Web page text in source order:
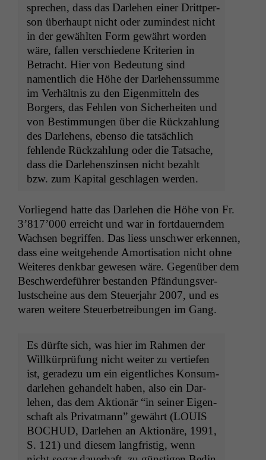
sprechen, dass das Dar­lehen ein­er Drittper­
son über­haupt nicht oder zumin­d­est nicht
in der gewählten Form gewährt wor­den
wäre, fall­en ver­schiedene Kri­te­rien in
Betra­cht. Hier von Bedeu­tung sind
namentlich die Höhe der Dar­lehenssumme
im Ver­hält­nis zu den Eigen­mit­teln des
Borg­ers, das Fehlen von Sicher­heit­en und
von Bes­tim­mungen über die Rück­zahlung
des Dar­lehens, eben­so die tat­säch­lich
fehlende Rück­zahlung oder die Tat­sache,
dass die Dar­lehen­szin­sen nicht bezahlt
bzw. zum Kap­i­tal geschla­gen werden.
Vor­liegend hat­te das Dar­lehen die Höhe von Fr.
3’817’000 erre­icht und war in fort­dauern­dem
Wach­sen begrif­f­en. Das liess unschw­er erken­nen,
dass eine weit­ge­hende Amor­ti­sa­tion nicht ohne
Weit­eres denkbar gewe­sen wäre. Gegenüber dem
Beschw­erde­führer bestanden Pfän­dungsver­
lustscheine aus dem Steuer­jahr 2007, und es
waren weit­ere Steuer­be­trei­bun­gen im Gang.
Es dürfte sich, was hier im Rah­men der
Willkür­prü­fung nicht weit­er zu ver­tiefen
ist, ger­adezu um ein eigentlich­es Kon­sum­
dar­lehen gehan­delt haben, also ein Dar­
lehen, das dem Aktionär “in sein­er Eigen­
schaft als Pri­vat­mann” gewährt (LOUIS
BOCHUD, Dar­lehen an Aktionäre, 1991,
S. 121) und diesem langfristig, wenn